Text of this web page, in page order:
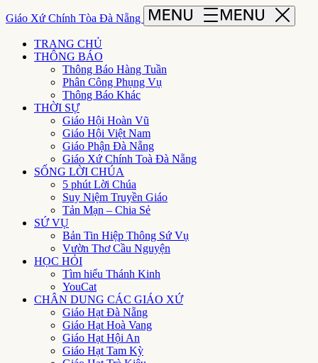
Giáo Xứ Chính Tòa Đà Nẵng
TRANG CHỦ
THÔNG BÁO
Thông Báo Hàng Tuần
Phân Công Phụng Vụ
Thông Báo Khác
THỜI SỰ
Giáo Hội Hoàn Vũ
Giáo Hội Việt Nam
Giáo Phận Đà Nẵng
Giáo Xứ Chính Toà Đà Nẵng
SỐNG LỜI CHÚA
5 phút Lời Chúa
Suy Niệm Truyền Giáo
Tản Mạn – Chia Sẻ
SỨ VỤ
Bản Tin Hiệp Thông Sứ Vụ
Vườn Thơ Cầu Nguyện
HỌC HỎI
Tìm hiểu Thánh Kinh
YouCat
CHÂN DUNG CÁC GIÁO XỨ
Giáo Hạt Đà Nẵng
Giáo Hạt Hoà Vang
Giáo Hạt Hội An
Giáo Hạt Tam Kỳ